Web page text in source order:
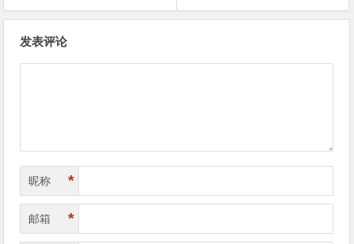
发表评论
昵称 *
邮箱 *